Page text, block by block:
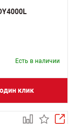
Есть в наличии
клик